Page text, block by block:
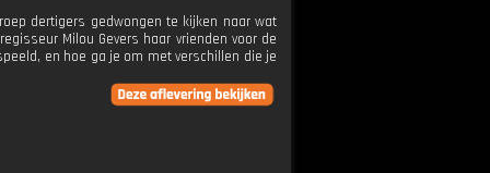
dertigers gedwongen te kijken naar wat
Milou Gevers haar vrienden voor de
en hoe ga je om met verschillen die je